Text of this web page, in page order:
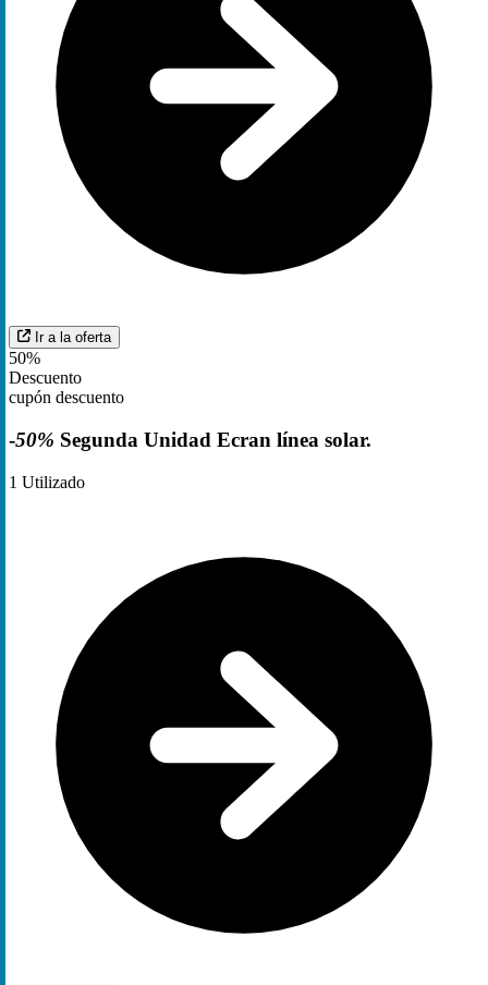
Ir a la oferta
50%
Descuento
cupón descuento
-50% Segunda Unidad Ecran línea solar.
1 Utilizado